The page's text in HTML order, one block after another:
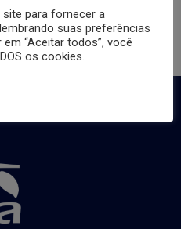
0 Leia mais
para fornecer a
suas preferências
“Aceitar todos”, você
os cookies. .